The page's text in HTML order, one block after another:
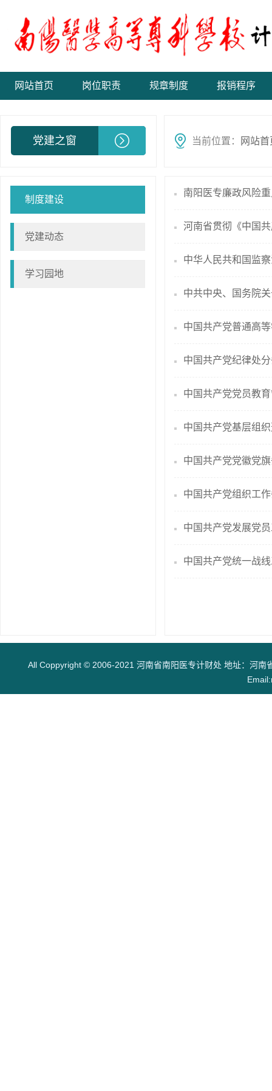
网站首页 岗位职责 规章制度 报销程序
党建之窗 当前位置： 网站首
制度建设
党建动态
学习园地
南阳医专廉政风险
河南省贯彻《中国
中华人民共和国监
中共中央、国务院
中国共产党普通高
中国共产党纪律处
中国共产党党员教
中国共产党基层组
中国共产党党徽党
中国共产党组织工
中国共产党发展党
中国共产党统一战
All Coppyright © 2006-2021 河南省南阳医专计财处 地址：河